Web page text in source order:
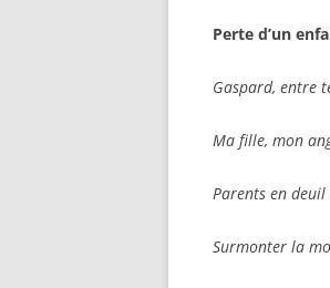
Perte d’un
Gaspard, entre
Ma fille, mon
Parents en deuil
Surmonter la